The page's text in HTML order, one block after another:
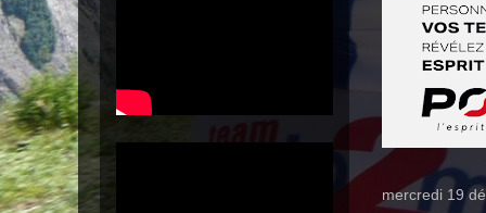
mercredi 19